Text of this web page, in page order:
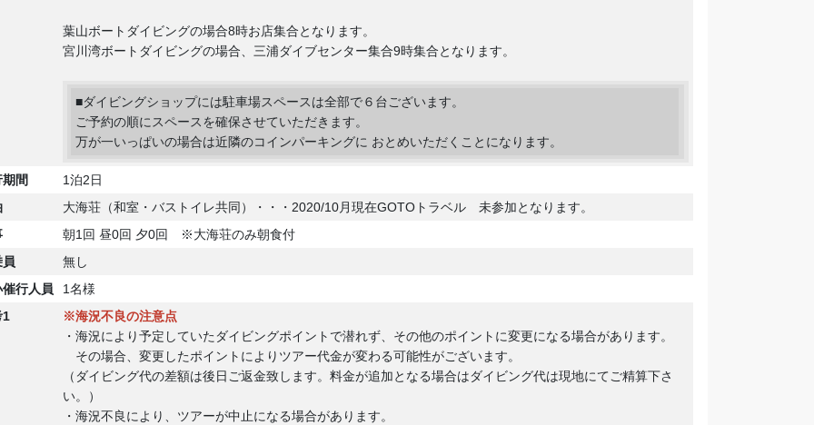
葉山ボートダイビングの場合8時お店集合となります。
宮川湾ボートダイビングの場合、三浦ダイブセンター集合9時集合となります。
■ダイビングショップには駐車場スペースは全部で６台ございます。
ご予約の順にスペースを確保させていただきます。
万が一いっぱいの場合は近隣のコインパーキングに おとめいただくことになります。
間
1泊2日
大海荘（和室・バストイレ共同）・・・2020/10月現在GOTOトラベル 未参加となります。
朝1回 昼0回 夕0回 ※大海荘のみ朝食付
無し
催行人員
1名様
1
※海況不良の注意点
・海況により予定していたダイビングポイントで潜れず、その他のポイントに変更になる場合があります。
その場合、変更したポイントによりツアー代金が変わる可能性がございます。
（ダイビング代の差額は後日ご返金致します。料金が追加となる場合はダイビング代は現地にてご精算下さ
い。）
・海況不良により、ツアーが中止になる場合があります。